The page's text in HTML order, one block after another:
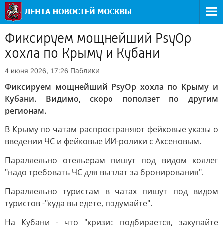
Фиксируем мощнейший PsyOp
хохла по Крыму и Кубани
4 июня 2026, 17:26 Паблики
Фиксируем мощнейший PsyOp хохла по Крыму и
Кубани. Видимо, скоро поползет по другим
регионам.
В Крыму по чатам распространяют фейковые указы о
введении ЧС и фейковые ИИ-ролики с Аксеновым.
Параллельно отельерам пишут под видом коллег
"надо требовать ЧС для выплат за бронирования".
Параллельно туристам в чатах пишут под видом
туристов -"куда вы едете, подумайте".
На Кубани - что "кризис подбирается, закупайте